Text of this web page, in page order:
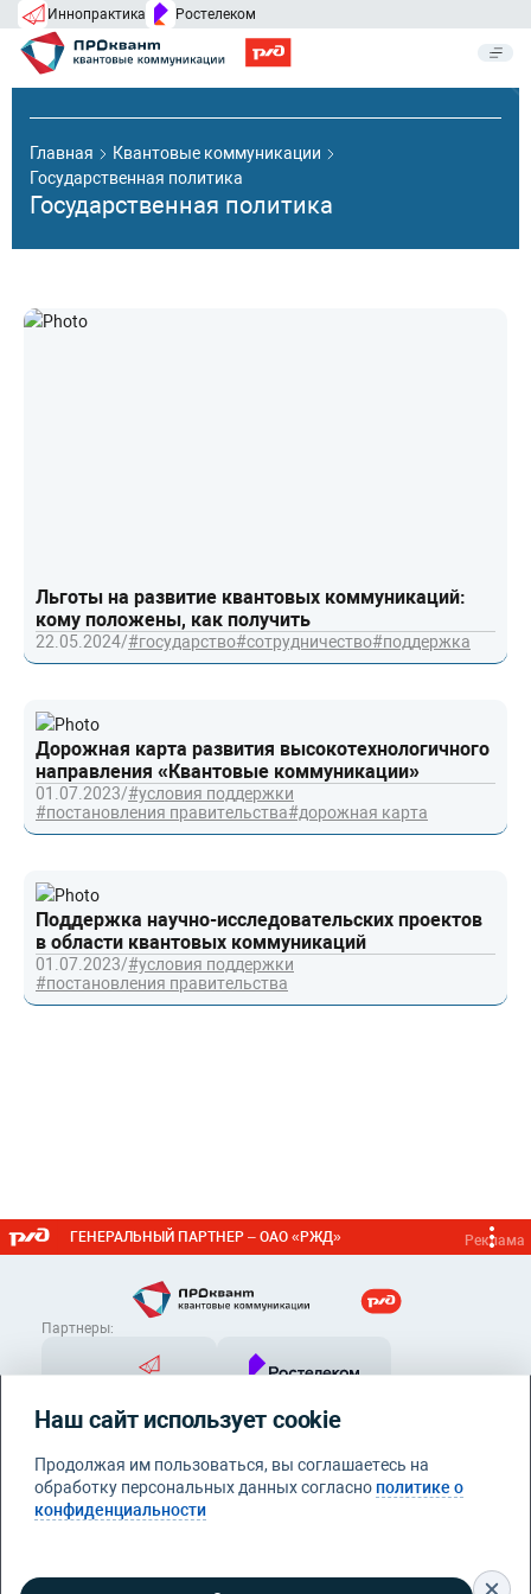
Иннопрактика Ростелеком
Главная
Квантовые коммуникации
Государственная политика
Государственная политика
Льготы на развитие квантовых коммуникаций:
кому положены, как получить
22.05.2024/#государство#сотрудничество#поддержка
Дорожная карта развития высокотехнологичного
направления «Квантовые коммуникации»
01.07.2023/#условия поддержки
#постановления правительства#дорожная карта
Поддержка научно-исследовательских проектов
в области квантовых коммуникаций
01.07.2023/#условия поддержки
#постановления правительства
ГЕНЕРАЛЬНЫЙ ПАРТНЕР – ОАО «РЖД» Реклама
Партнеры:
Контакты
Политика конфиденциальности
Наш сайт использует cookie
Продолжая им пользоваться, вы соглашаетесь на
обработку персональных данных согласно политике о
конфиденциальности